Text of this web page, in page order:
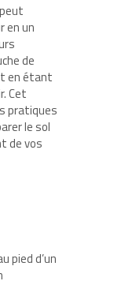
en un
de
en étant
Cet
pratiques
le sol
de vos
pied d’un